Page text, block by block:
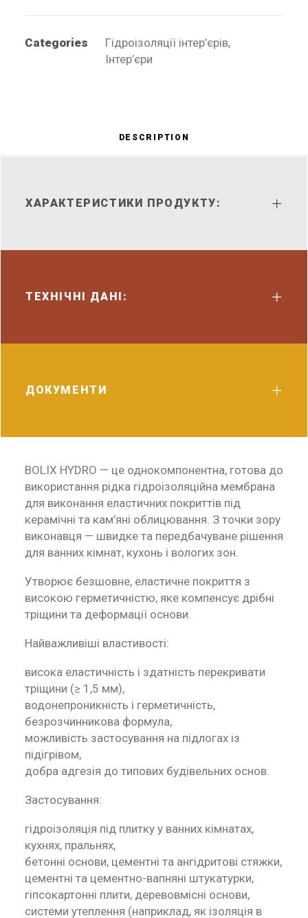
Categories Гідроізоляції інтер’єрів,
Інтер’єри
DESCRIPTION
ХАРАКТЕРИСТИКИ ПРОДУКТУ:
ТЕХНІЧНІ ДАНІ:
ДОКУМЕНТИ
BOLIX HYDRO — це однокомпонентна, готова до
використання рідка гідроізоляційна мембрана
для виконання еластичних покриттів під
керамічні та кам’яні облицювання. З точки зору
виконавця — швидке та передбачуване рішення
для ванних кімнат, кухонь і вологих зон.
Утворює безшовне, еластичне покриття з
високою герметичністю, яке компенсує дрібні
тріщини та деформації основи.
Найважливіші властивості:
висока еластичність і здатність перекривати
тріщини (≥ 1,5 мм),
водонепроникність і герметичність,
безрозчинникова формула,
можливість застосування на підлогах із
підігрівом,
добра адгезія до типових будівельних основ.
Застосування:
гідроізоляція під плитку у ванних кімнатах,
кухнях, пральнях,
бетонні основи, цементні та ангідритові стяжки,
цементні та цементно-вапняні штукатурки,
гіпсокартонні плити, деревовмісні основи,
системи утеплення (наприклад, як ізоляція в